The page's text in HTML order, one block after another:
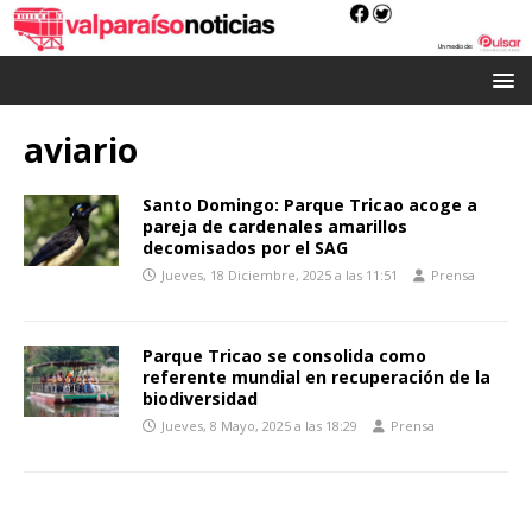
aviario
Santo Domingo: Parque Tricao acoge a
pareja de cardenales amarillos
decomisados por el SAG
Jueves, 18 Diciembre, 2025 a las 11:51 Prensa
Parque Tricao se consolida como
referente mundial en recuperación de la
biodiversidad
Jueves, 8 Mayo, 2025 a las 18:29 Prensa